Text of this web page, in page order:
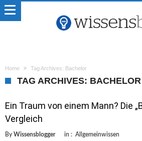
Home Tag Archives: Bachelor
TAG ARCHIVES: BACHELOR
Ein Traum von einem Mann? Die
Vergleich
By Wissensblogger in : Allgemeinwissen